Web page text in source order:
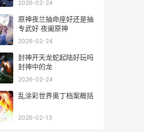
2026-02-24
原神夜兰抽命座好还是抽
专武好 夜阑原神
2026-02-24
封神开天龙蛇起陆好玩吗
封神中的龙
2026-02-24
乱涂彩世界奥丁档案概括
2026-02-13